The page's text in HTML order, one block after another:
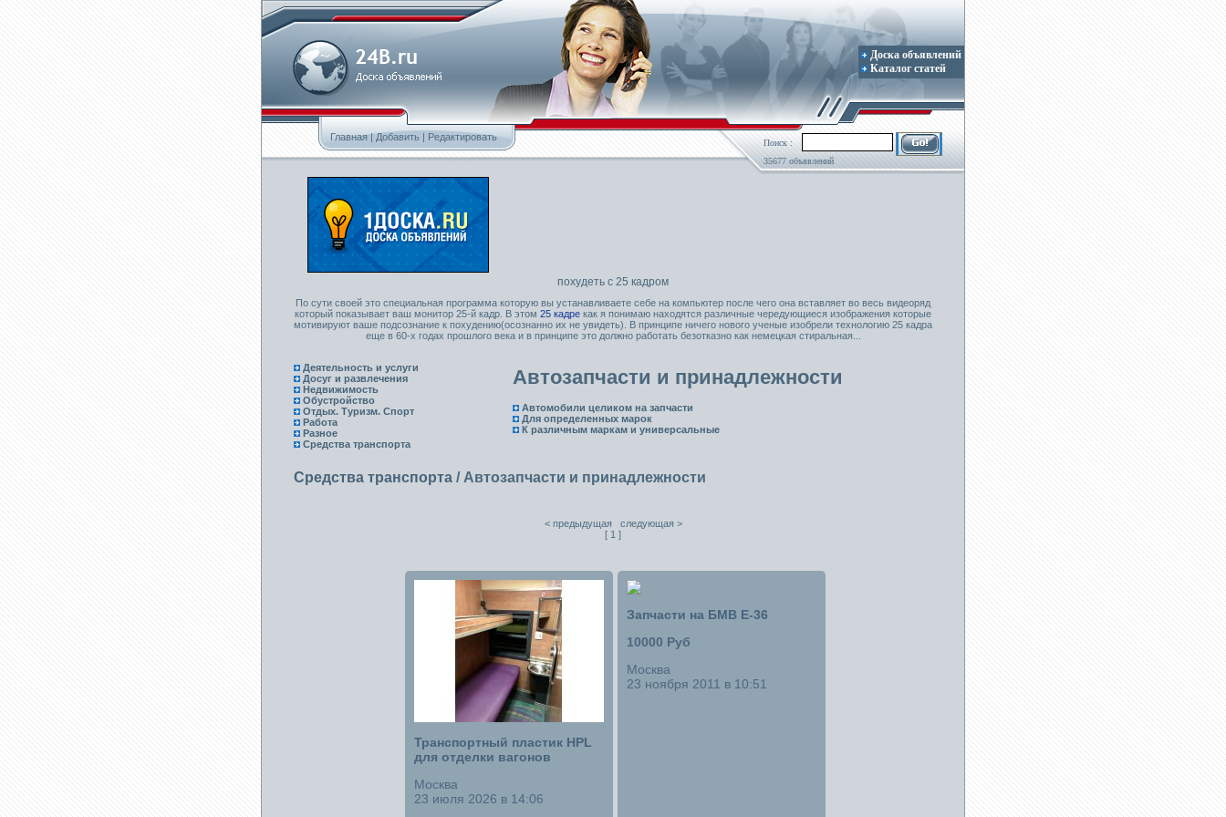
Доска объявлений
Каталог статей
Главная|Добавить | Редактировать
Поиск :
35677 объявлений
похудеть с 25 кадром
По сути своей это специальная программа которую вы устанавливаете себе на компьютер после чего она вставляет во весь видеоряд
который показывает ваш монитор 25-й кадр. В этом 25 кадре как я понимаю находятся различные чередующиеся изображения которые
мотивируют ваше подсознание к похудению(осознанно их не увидеть). В принципе ничего нового ученые изобрели технологию 25 кадра
еще в 60-х годах прошлого века и в принципе это должно работать безотказно как немецкая стиральная...
Деятельность и услуги
Досуг и развлечения
Недвижимость
Обустройство
Отдых. Туризм. Спорт
Работа
Разное
Средства транспорта
Автозапчасти и принадлежности
Автомобили целиком на запчасти
Для определенных марок
К различным маркам и универсальные
Средства транспорта / Автозапчасти и принадлежности
< предыдущая следующая >
[ 1 ]
Транспортный пластик HPL
для отделки вагонов
Москва
23 июля 2026 в 14:06
Запчасти на БМВ Е-36
10000 Руб
Москва
23 ноября 2011 в 10:51